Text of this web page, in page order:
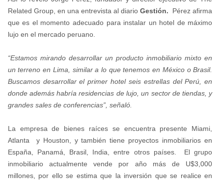
Related Group, en una entrevista al diarioGestión. Pérez afirma
que es el momento adecuado para instalar un hotel de máximo
lujo en el mercado peruano.
“Estamos mirando desarrollar un producto inmobiliario mixto en
un terreno en Lima, similar a lo que tenemos en México o Brasil.
Buscamos desarrollar el primer hotel seis estrellas del Perú, en
donde además habría residencias de lujo, un sector de tiendas, y
grandes sales de conferencias”, señaló.
La empresa de bienes raíces se encuentra presente Miami,
Atlanta y Houston, y también tiene proyectos inmobiliarios en
España, Panamá, Brasil, India, entre otros países. El grupo
inmobiliario actualmente vende por año más de U$3,000
millones, por ello se estima que la inversión que se realice en